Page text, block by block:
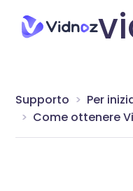
Supporto
Per
Come ottenere